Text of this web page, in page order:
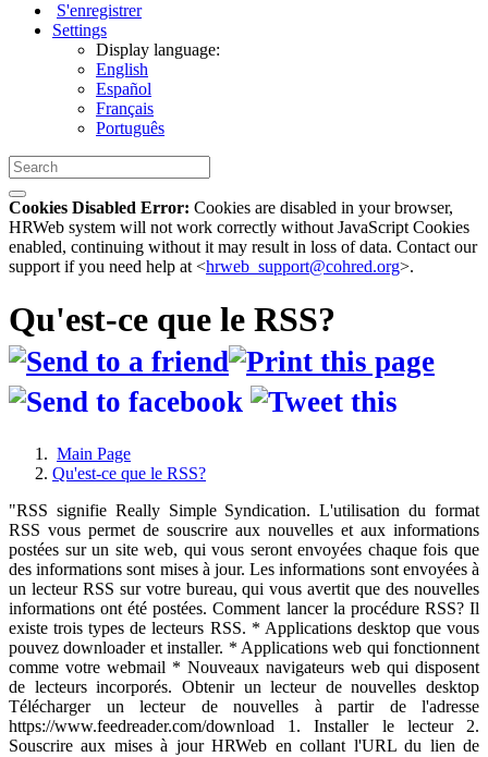
S'enregistrer
Settings
Display language:
English
Español
Français
Português
Cookies Disabled Error: Cookies are disabled in your browser,
HRWeb system will not work correctly without JavaScript Cookies
enabled, continuing without it may result in loss of data. Contact our
support if you need help at <hrweb_support@cohred.org>.
Qu'est-ce que le RSS?
Main Page
Qu'est-ce que le RSS?
"RSS signifie Really Simple Syndication. L'utilisation du format
RSS vous permet de souscrire aux nouvelles et aux informations
postées sur un site web, qui vous seront envoyées chaque fois que
des informations sont mises à jour. Les informations sont envoyées à
un lecteur RSS sur votre bureau, qui vous avertit que des nouvelles
informations ont été postées. Comment lancer la procédure RSS? Il
existe trois types de lecteurs RSS. * Applications desktop que vous
pouvez downloader et installer. * Applications web qui fonctionnent
comme votre webmail * Nouveaux navigateurs web qui disposent
de lecteurs incorporés. Obtenir un lecteur de nouvelles desktop
Télécharger un lecteur de nouvelles à partir de l'adresse
https://www.feedreader.com/download 1. Installer le lecteur 2.
Souscrire aux mises à jour HRWeb en collant l'URL du lien de